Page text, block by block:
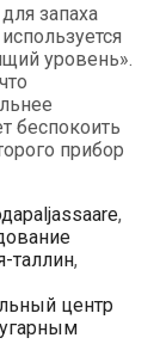
запаха
уровень».
беспокоить
прибор
Метки
paljassaare,
таллин,
центр